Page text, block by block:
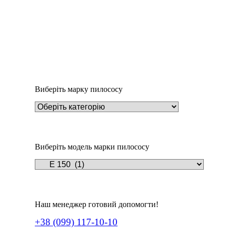
Виберіть марку пилососу
Виберіть модель марки пилососу
Наш менеджер готовий допомогти!
+38 (099) 117-10-10